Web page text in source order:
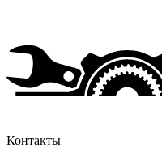
Контакты